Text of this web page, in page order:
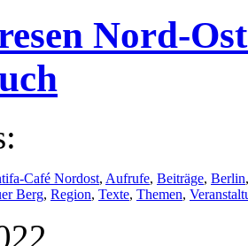
Nord-
Café Nordost, Aufrufe, Beiträge, Berlin
Berg, Region, Texte, Themen,